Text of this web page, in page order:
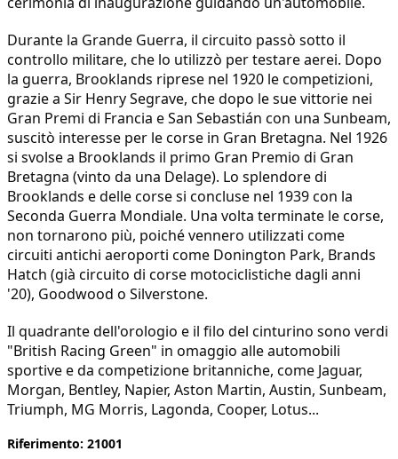
Durante la Grande Guerra, il circuito passò sotto il
controllo militare, che lo utilizzò per testare aerei. Dopo
la guerra, Brooklands riprese nel 1920 le competizioni,
grazie a Sir Henry Segrave, che dopo le sue vittorie nei
Gran Premi di Francia e San Sebastián con una Sunbeam,
suscitò interesse per le corse in Gran Bretagna. Nel 1926
si svolse a Brooklands il primo Gran Premio di Gran
Bretagna (vinto da una Delage). Lo splendore di
Brooklands e delle corse si concluse nel 1939 con la
Seconda Guerra Mondiale. Una volta terminate le corse,
non tornarono più, poiché vennero utilizzati come
circuiti antichi aeroporti come Donington Park, Brands
Hatch (già circuito di corse motociclistiche dagli anni
'20), Goodwood o Silverstone.
Il quadrante dell'orologio e il filo del cinturino sono verdi
"British Racing Green" in omaggio alle automobili
sportive e da competizione britanniche, come Jaguar,
Morgan, Bentley, Napier, Aston Martin, Austin, Sunbeam,
Triumph, MG Morris, Lagonda, Cooper, Lotus...
Riferimento: 21001